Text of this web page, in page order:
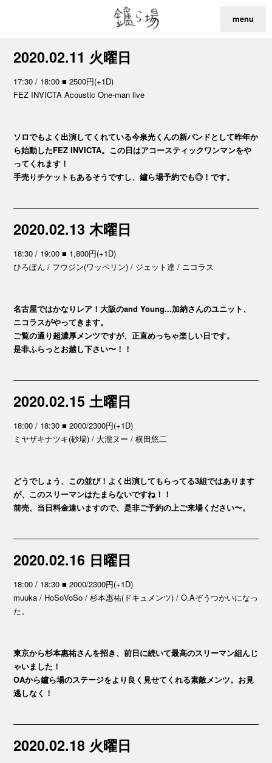
menu
2020.02.11 火曜日
17:30 / 18:00 ■ 2500円(+1D)
FEZ INVICTA Acoustic One-man live
ソロでもよく出演してくれている今泉光くんの新バンドとして昨年か
ら始動したFEZ INVICTA。この日はアコースティックワンマンをや
ってくれます！
手売りチケットもあるそうですし、鑪ら場予約でも◎！です。
2020.02.13 木曜日
18:30 / 19:00 ■ 1,800円(+1D)
ひろぽん / フウジン(ワッペリン) / ジェット達 / ニコラス
名古屋ではかなりレア！大阪のand Young...加納さんのユニット、
ニコラスがやってきます。
ご覧の通り超濃厚メンツですが、正直めっちゃ楽しい日です。
是非ふらっとお越し下さい〜！！
2020.02.15 土曜日
18:00 / 18:30 ■ 2000/2300円(+1D)
ミヤザキナツキ(砂場) / 大瀧ヌー / 横田悠二
どうでしょう、この並び！よく出演してもらってる3組ではあります
が、このスリーマンはたまらないですね！！
前売、当日料金違いますので、是非ご予約の上ご来場ください〜。
2020.02.16 日曜日
18:00 / 18:30 ■ 2000/2300円(+1D)
muuka / HoSoVoSo / 杉本惠祐(ドキュメンツ) / O.Aぞうつかいになっ
た。
東京から杉本惠祐さんを招き、前日に続いて最高のスリーマン組んじ
ゃいました！
OAから鑪ら場のステージをより良く見せてくれる素敵メンツ。お見
逃しなく！
2020.02.18 火曜日